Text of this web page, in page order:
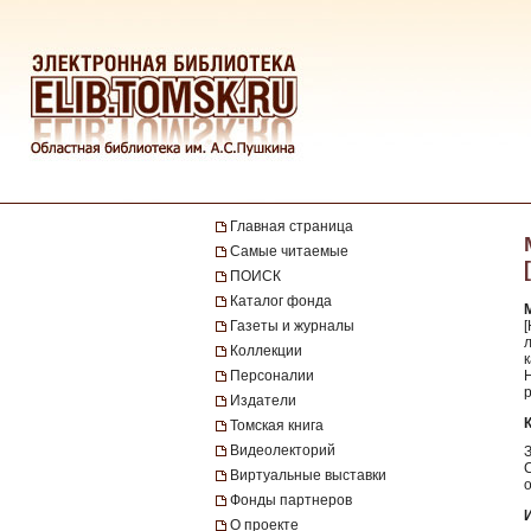
Главная страница
Самые читаемые
ПОИСК
Каталог фонда
Газеты и журналы
Коллекции
Персоналии
Издатели
Томская книга
Видеолекторий
Виртуальные выставки
Фонды партнеров
О проекте